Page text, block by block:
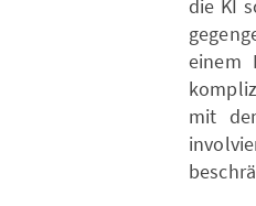
die KI
einem
mit